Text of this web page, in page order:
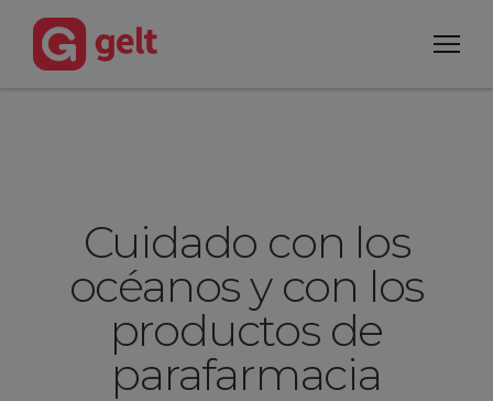
Cuidado con los
océanos y con los
productos de
parafarmacia